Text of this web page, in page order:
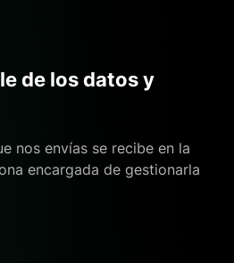
de los datos y
nos envías se recibe en la
encargada de gestionarla